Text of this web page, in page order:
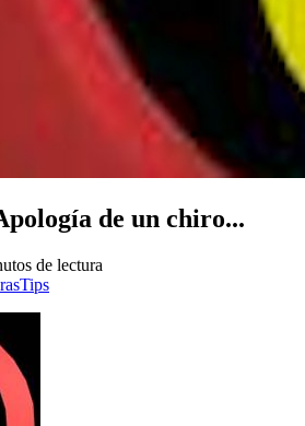
de un chiro...
de lectura
Tips